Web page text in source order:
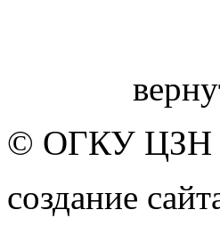
© ОГКУ ЦЗН
создание